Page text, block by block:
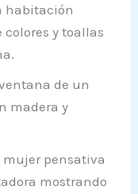
habitación
y toallas
de un
madera y
mujer pensativa
mostrando